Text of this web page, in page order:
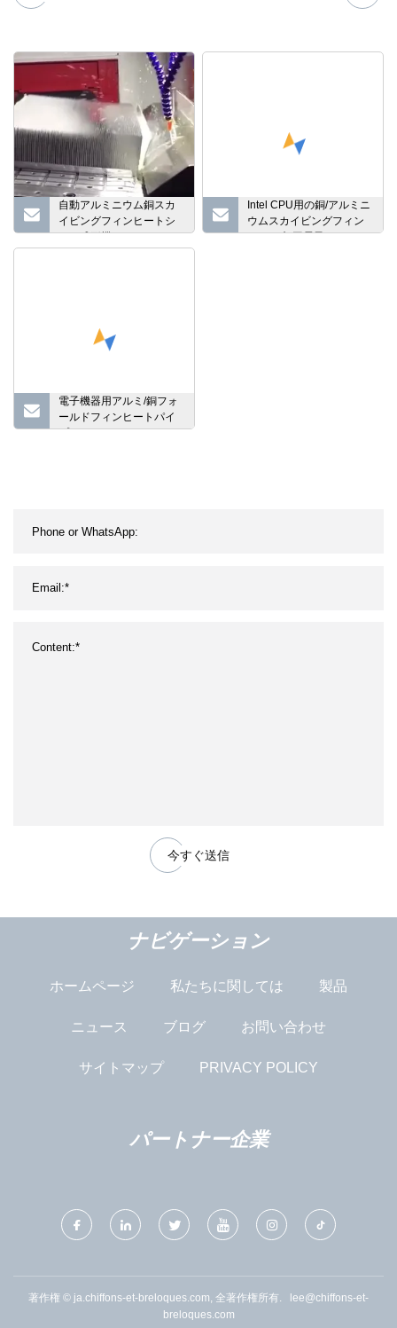
自動アルミニウム銅スカ
イビングフィンヒートシ
ンク成形機
Intel CPU用の銅/アルミニ
ウムスカイビングフィン
とCNC加工電子ヒートシ
電子機器用アルミ/銅フォ
ールドフィンヒートパイ
プヒートシンク
今すぐ送信
ナビゲーション
ホームページ 私たちに関しては 製品
ニュース ブログ お問い合わせ
サイトマップ PRIVACY POLICY
パートナー企業
著作権 © ja.chiffons-et-breloques.com, 全著作権所有.
lee@chiffons-et-
breloques.com